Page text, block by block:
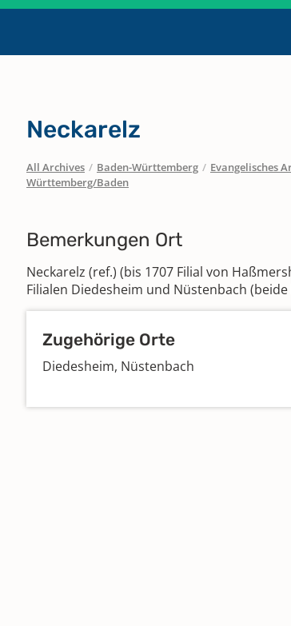
Neckarelz
All Archives / Baden-Württemberg / Evangelisches
Württemberg/Baden
Bemerkungen Ort
Neckarelz (ref.) (bis 1707 Filial von
Filialen Diedesheim und Nüstenbach (beide
Zugehörige Orte
Diedesheim, Nüstenbach